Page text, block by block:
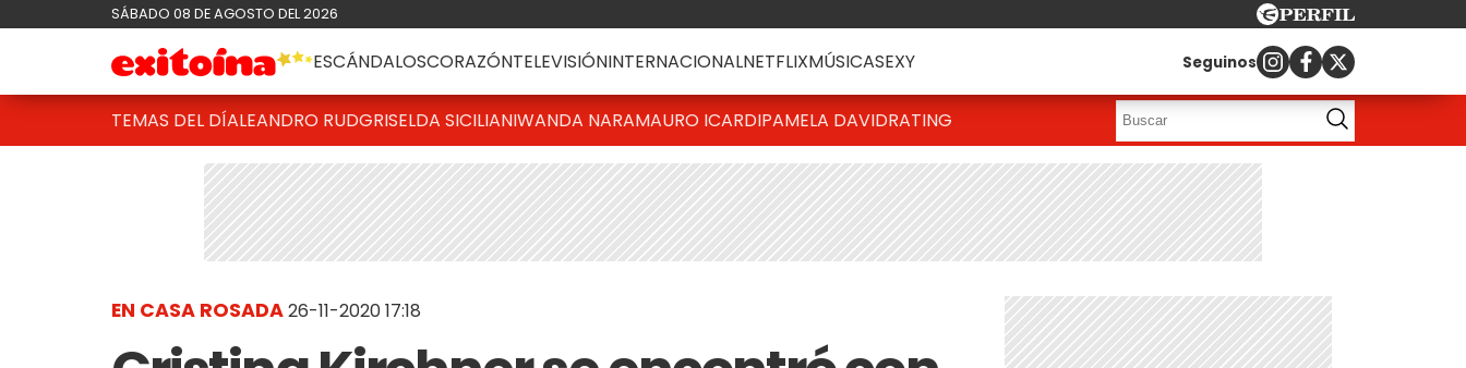
SÁBADO 08 DE AGOSTO DEL 2026
ESCÁNDALOSCORAZÓNTELEVISIÓNINTERNACIONALNETFLIXMÚSICASEXY Seguinos
TEMAS DEL DÍALEANDRO RUDGRISELDA SICILIANIWANDA NARAMAURO ICARDIPAMELA DAVIDRATING
EN CASA ROSADA26-11-2020 17:18